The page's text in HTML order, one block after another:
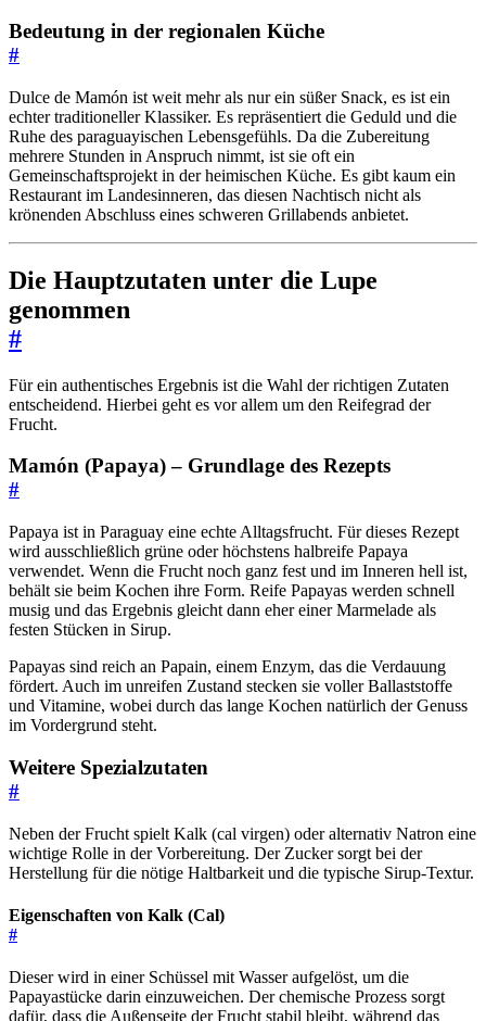
Bedeutung in der regionalen Küche
#
Dulce de Mamón ist weit mehr als nur ein süßer Snack, es ist ein
echter traditioneller Klassiker. Es repräsentiert die Geduld und die
Ruhe des paraguayischen Lebensgefühls. Da die Zubereitung
mehrere Stunden in Anspruch nimmt, ist sie oft ein
Gemeinschaftsprojekt in der heimischen Küche. Es gibt kaum ein
Restaurant im Landesinneren, das diesen Nachtisch nicht als
krönenden Abschluss eines schweren Grillabends anbietet.
Die Hauptzutaten unter die Lupe
genommen
#
Für ein authentisches Ergebnis ist die Wahl der richtigen Zutaten
entscheidend. Hierbei geht es vor allem um den Reifegrad der
Frucht.
Mamón (Papaya) – Grundlage des Rezepts
#
Papaya ist in Paraguay eine echte Alltagsfrucht. Für dieses Rezept
wird ausschließlich grüne oder höchstens halbreife Papaya
verwendet. Wenn die Frucht noch ganz fest und im Inneren hell ist,
behält sie beim Kochen ihre Form. Reife Papayas werden schnell
musig und das Ergebnis gleicht dann eher einer Marmelade als
festen Stücken in Sirup.
Papayas sind reich an Papain, einem Enzym, das die Verdauung
fördert. Auch im unreifen Zustand stecken sie voller Ballaststoffe
und Vitamine, wobei durch das lange Kochen natürlich der Genuss
im Vordergrund steht.
Weitere Spezialzutaten
#
Neben der Frucht spielt Kalk (cal virgen) oder alternativ Natron eine
wichtige Rolle in der Vorbereitung. Der Zucker sorgt bei der
Herstellung für die nötige Haltbarkeit und die typische Sirup-Textur.
Eigenschaften von Kalk (Cal)
#
Dieser wird in einer Schüssel mit Wasser aufgelöst, um die
Papayastücke darin einzuweichen. Der chemische Prozess sorgt
dafür, dass die Außenseite der Frucht stabil bleibt, während das